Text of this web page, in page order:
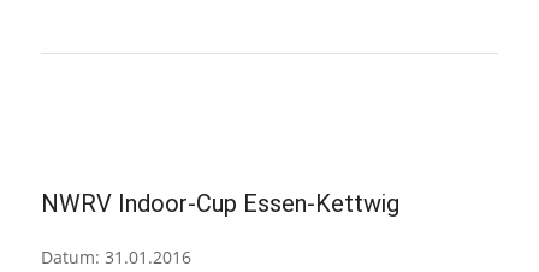
NWRV Indoor-Cup Essen-Kettwig
Datum: 31.01.2016